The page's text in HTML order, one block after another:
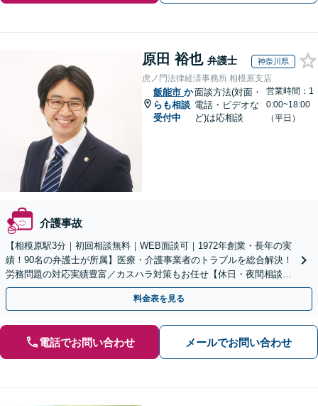
原田 裕也 弁護士 神奈川県
虎ノ門法律経済事務所 相模原支店
飯能市 か
らも相談
受付中
面談方法(対面・
電話・ビデオな
ど)は応相談
営業時間：1
0:00~18:00
（平日）
介護事故
【相模原駅3分｜初回相談無料｜WEB面談可｜1972年創業・長年の実
績！90名の弁護士が所属】医療・介護事業者のトラブルを総合解決！
労務問題の対応実績豊富／カスハラ対策もお任せ【休日・夜間相談可
／忙しい方にも安心の柔軟なサポート体制】
料金表を見る
電話でお問い合わせ メールでお問い合わせ